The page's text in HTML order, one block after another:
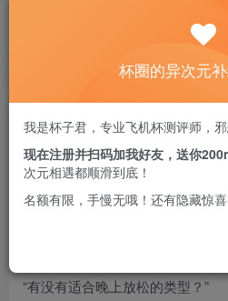
2026年5月飞机杯推荐，名器排
2026飞机杯热销TOP10 正
杯圈瓜田
2个月前更新
以前很多兄弟选杯子，第一句话都
在越来越多人开始问：“有没有那
“有没有适合晚上放松的类型？”
杯圈的异次元
我是杯子君，专业飞机杯测评师，邪
现在注册并扫码加我好友，送你
次元相遇都顺滑到底！
名额有限，手慢无哦！还有隐藏惊